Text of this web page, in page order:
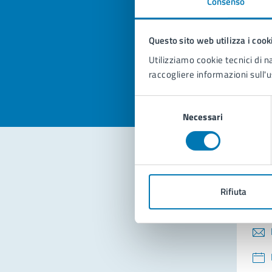
Questo sito web utilizza i
Utilizziamo cookie tecnici di
raccogliere informazioni
consenso
Necessari
Rifiuta